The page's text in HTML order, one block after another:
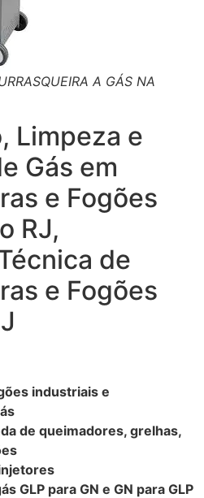
A GÁS NA
Limpeza e
Gás em
e Fogões
RJ,
de
e Fogões
industriais e
de queimadores, grelhas,
GLP para GN e GN para GLP